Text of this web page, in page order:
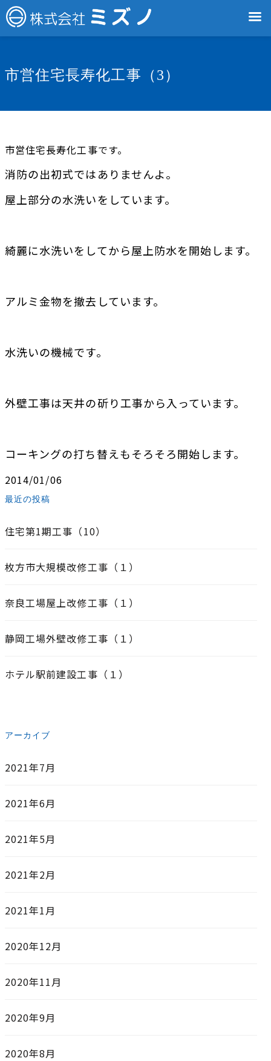
市営住宅長寿化工事（3）
市営住宅長寿化工事です。
消防の出初式ではありませんよ。
屋上部分の水洗いをしています。
綺麗に水洗いをしてから屋上防水を開始します。
アルミ金物を撤去しています。
水洗いの機械です。
外壁工事は天井の斫り工事から入っています。
コーキングの打ち替えもそろそろ開始します。
2014/01/06
最近の投稿
住宅第1期工事（10）
枚方市大規模改修工事（１）
奈良工場屋上改修工事（１）
静岡工場外壁改修工事（１）
ホテル駅前建設工事（１）
アーカイブ
2021年7月
2021年6月
2021年5月
2021年2月
2021年1月
2020年12月
2020年11月
2020年9月
2020年8月